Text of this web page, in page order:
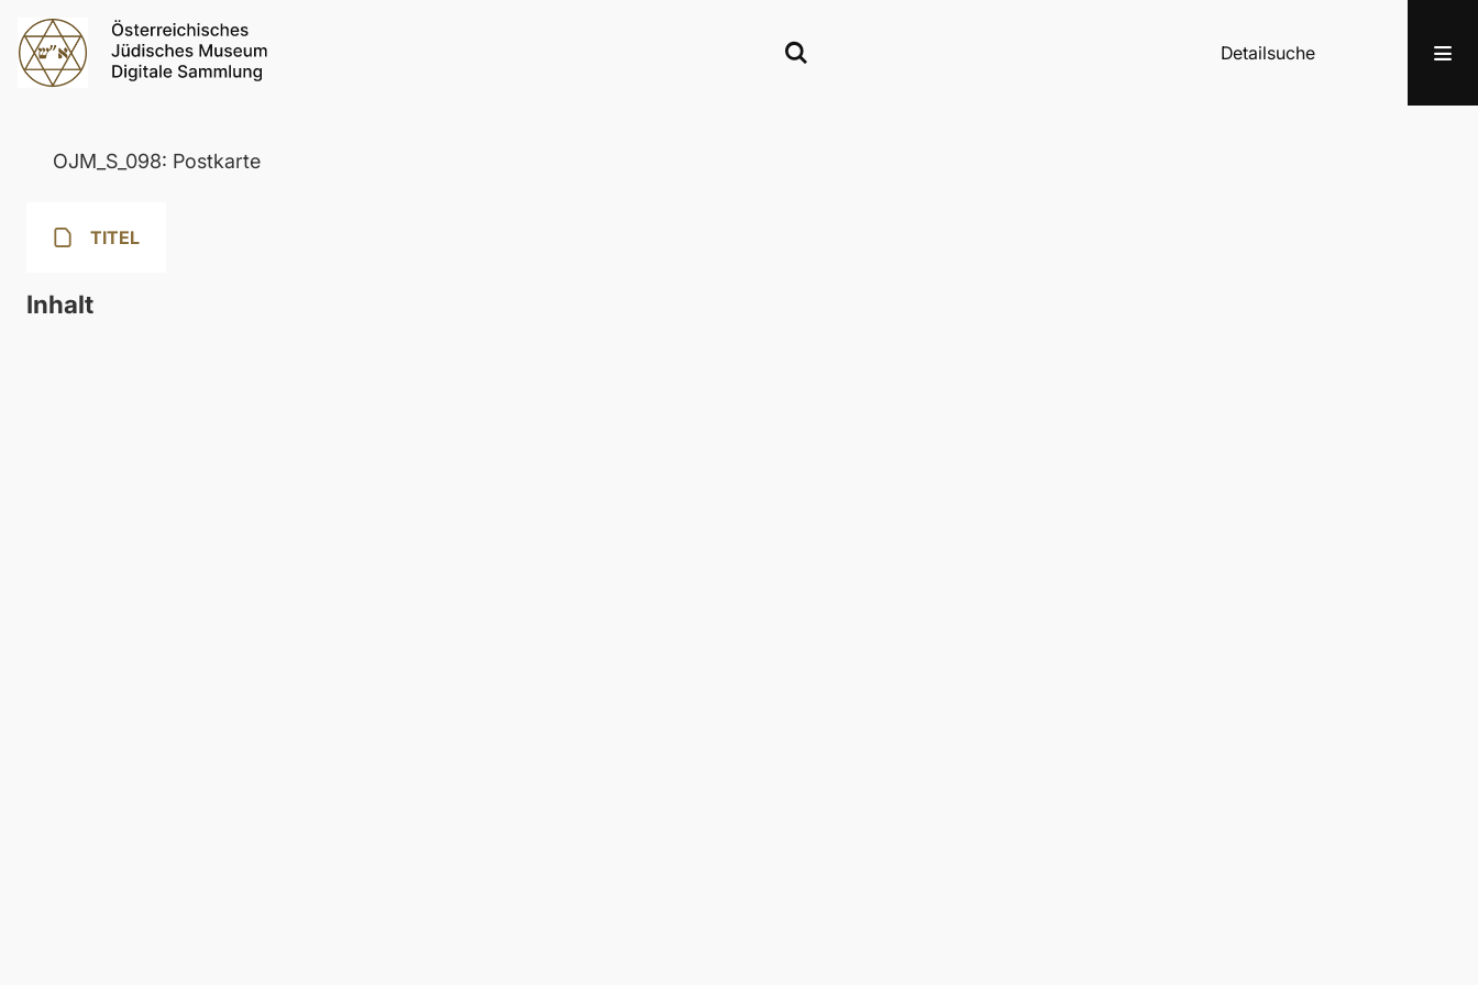
Detailsuche
OJM_S_098: Postkarte
TITEL
Inhalt